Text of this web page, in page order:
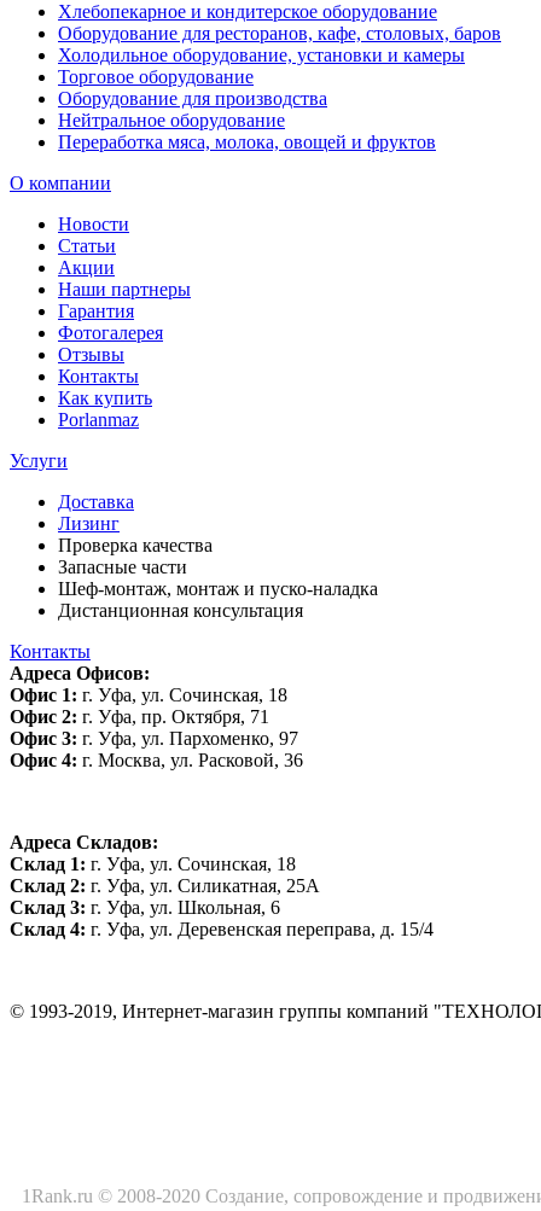
Хлебопекарное и кондитерское оборудование
Оборудование для ресторанов, кафе, столовых, баров
Холодильное оборудование, установки и камеры
Торговое оборудование
Оборудование для производства
Нейтральное оборудование
Переработка мяса, молока, овощей и фруктов
О компании
Новости
Статьи
Акции
Наши партнеры
Гарантия
Фотогалерея
Отзывы
Контакты
Как купить
Porlanmaz
Услуги
Доставка
Лизинг
Проверка качества
Запасные части
Шеф-монтаж, монтаж и пуско-наладка
Дистанционная консультация
Контакты
Адреса Офисов:
Офис 1: г. Уфа, ул. Сочинская, 18
Офис 2: г. Уфа, пр. Октября, 71
Офис 3: г. Уфа, ул. Пархоменко, 97
Офис 4: г. Москва, ул. Расковой, 36
Адреса Складов:
Склад 1: г. Уфа, ул. Сочинская, 18
Склад 2: г. Уфа, ул. Силикатная, 25А
Склад 3: г. Уфа, ул. Школьная, 6
Склад 4: г. Уфа, ул. Деревенская переправа, д. 15/4
© 1993-2019, Интернет-магазин группы компаний
1Rank.ru © 2008-2020 Создание, сопровождение и